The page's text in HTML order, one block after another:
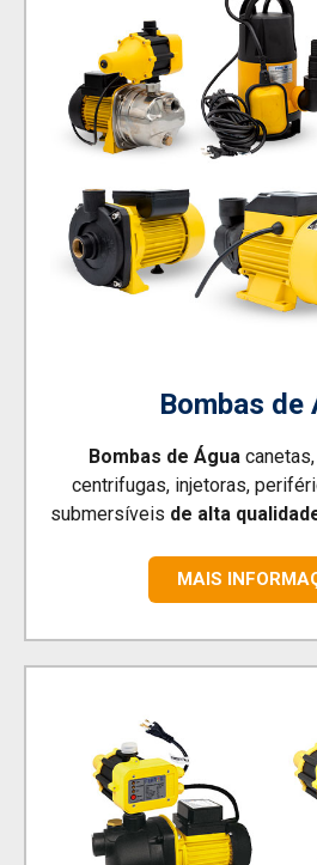
Bombas de
Bombas de Água
centrifugas, injetoras,
submersíveis de alta
MAIS